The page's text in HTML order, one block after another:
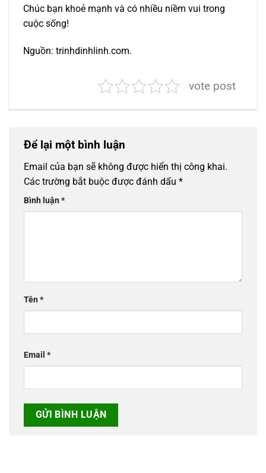
Chúc bạn khoẻ mạnh và có nhiều niềm vui trong
cuộc sống!
Nguồn: trinhdinhlinh.com.
vote post
Để lại một bình luận
Email của bạn sẽ không được hiển thị công khai.
Các trường bắt buộc được đánh dấu *
Bình luận*
Tên*
Email *